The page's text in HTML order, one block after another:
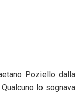
Poziello dalla
lo sognava